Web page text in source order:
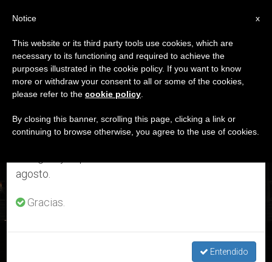
ETIQUETA
Posts Tagged ‘viernes
Santo’
ÚLTIMAS NOTICIAS
×
Aviso importante
Del 27 de julio al 7 de agosto haremos la pausa
anual, aprovechando que en el periodo de verano
se generan menos informaciones y también el
agosto.
Gracias.
Entendido
x
Notice
This website or its third party tools use cookies, which are
necessary to its functioning and required to achieve the
purposes illustrated in the cookie policy. If you want to know
more or withdraw your consent to all or some of the cookies,
please refer to the cookie policy
By closing this banner, scrolling this page, clicking a link or
continuing to browse otherwise, you agree to the use of cookies.